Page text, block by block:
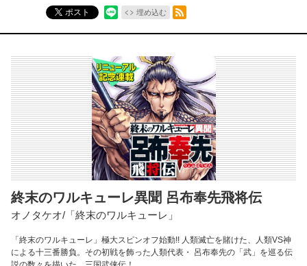
ポスト 埋め込む
RSSフィード
終末のワルキューレ異聞 呂布奉先飛将伝
オノタケオ/「終末のワルキューレ」
「終末のワルキューレ」極大スピンオフ始動!! 人類滅亡を賭けた、人類VS神
による十三番勝負。その初戦を飾った人類代表・ 呂布奉先の「武」を巡る伝